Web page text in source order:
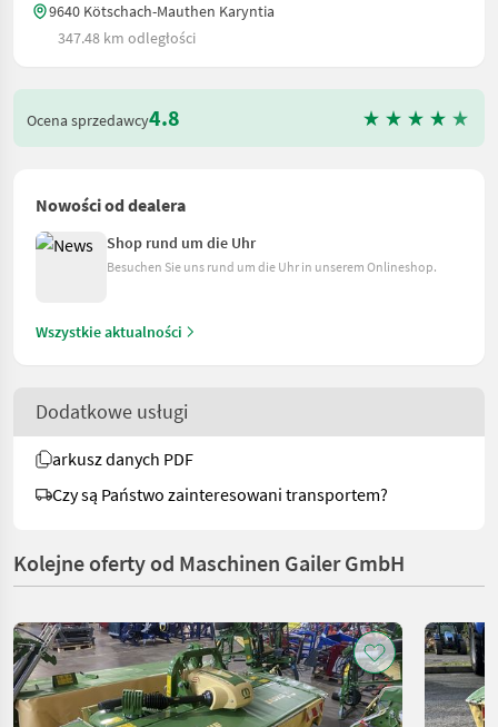
9640 Kötschach-Mauthen Karyntia
347.48 km odległości
Ocena sprzedawcy4.8
Nowości od dealera
Shop rund um die Uhr
Besuchen Sie uns rund um die Uhr in unserem Onlineshop.
Wszystkie aktualności
Dodatkowe usługi
arkusz danych PDF
Czy są Państwo zainteresowani transportem?
Kolejne oferty od Maschinen Gailer GmbH